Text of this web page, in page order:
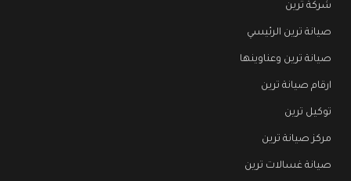
شركة ترين
صيانة ترين الرئيسي
صيانة ترين وعناوينها
ارقام صيانة ترين
توكيل ترين
مركز صيانة ترين
صيانة غسالات ترين